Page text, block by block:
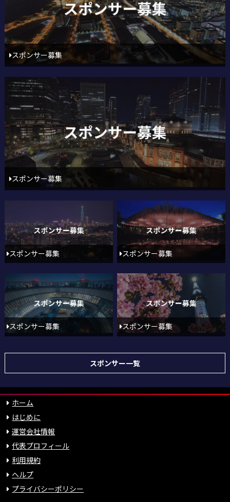
スポンサー募集
スポンサー募集
スポンサー募集 スポンサー募集
スポンサー募集 スポンサー募集
スポンサー一覧
ホーム
はじめに
運営会社情報
代表プロフィール
利用規約
ヘルプ
プライバシーポリシー